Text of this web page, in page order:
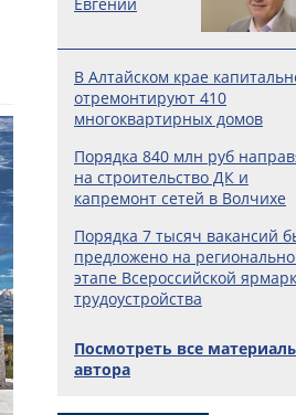
В Алтайском крае
отремонтируют 410
многоквартирных домов
Порядка 840 млн руб
на строительство ДК и
капремонт сетей в Волчихе
Порядка 7 тысяч вакансий
предложено на
этапе Всероссийской
трудоустройства
Посмотреть все
автора